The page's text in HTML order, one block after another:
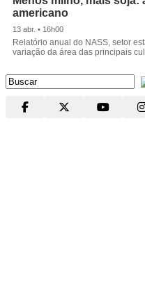
americano
13 abr. • 16h00
Relatório anual do NASS, setor
variação da área das principais